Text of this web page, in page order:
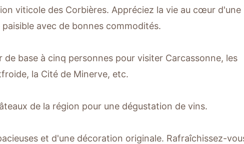
viticole des Corbières. Appréciez la vie au cœur d'une
avec de bonnes commodités.
base à cinq personnes pour visiter Carcassonne, les
la Cité de Minerve, etc.
de la région pour une dégustation de vins.
et d'une décoration originale. Rafraîchissez-